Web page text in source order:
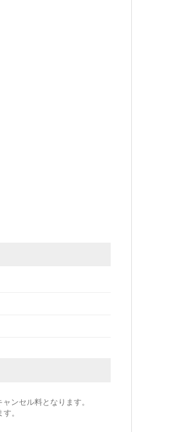
ンセル料となります。
。